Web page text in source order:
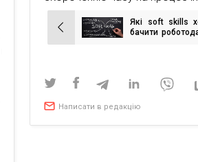
Навігація
записів
Які soft skills
бачити
Написати в редакцію